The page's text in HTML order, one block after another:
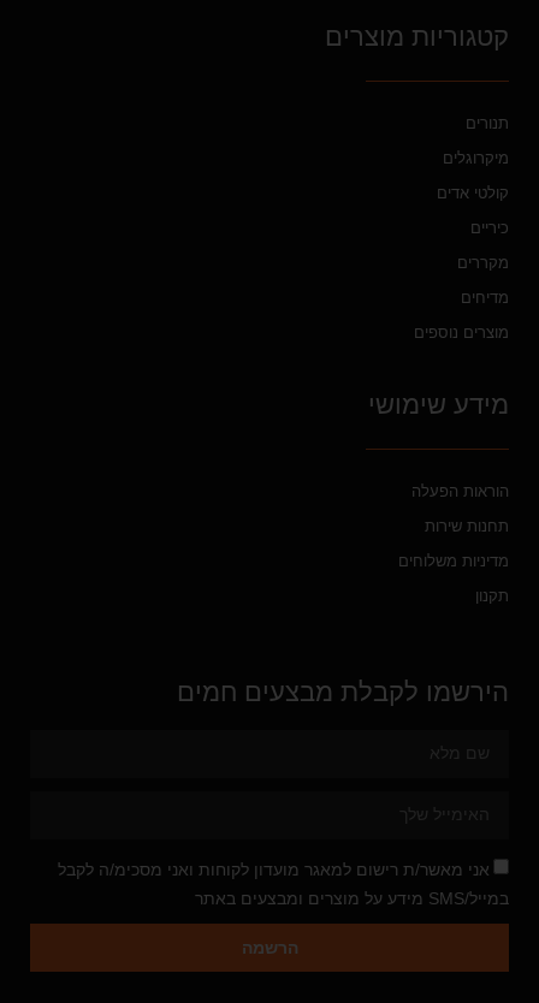
קטגוריות מוצרים
תנורים
מיקרוגלים
קולטי אדים
כיריים
מקררים
מדיחים
מוצרים נוספים
מידע שימושי
הוראות הפעלה
תחנות שירות
מדיניות משלוחים
תקנון
הירשמו לקבלת מבצעים חמים
אני מאשר/ת רישום למאגר מועדון לקוחות ואני מסכימ/ה לקבל
במייל/SMS מידע על מוצרים ומבצעים באתר
הרשמה